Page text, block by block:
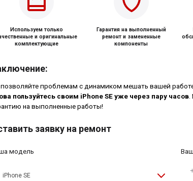
Используем только
и оригинальные
комплектующие
Гарантия на выполненный
ремонт и замененные
компоненты
проблемам с динамиком мешать вашей
пользуйтесь своим iPhone SE уже через пару часов.
на выполненные работы!
заявку на ремонт
модель
iPhone SE